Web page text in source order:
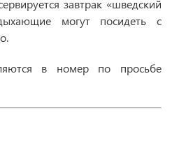
завтрак «шведский
могут посидеть с
в номер по просьбе